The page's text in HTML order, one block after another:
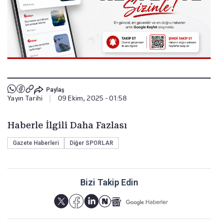
Paylaş
Yayın Tarihi 09 Ekim, 2025 - 01:58
Haberle İlgili Daha Fazlası
Gazete Haberleri Diğer SPORLAR
Bizi Takip Edin